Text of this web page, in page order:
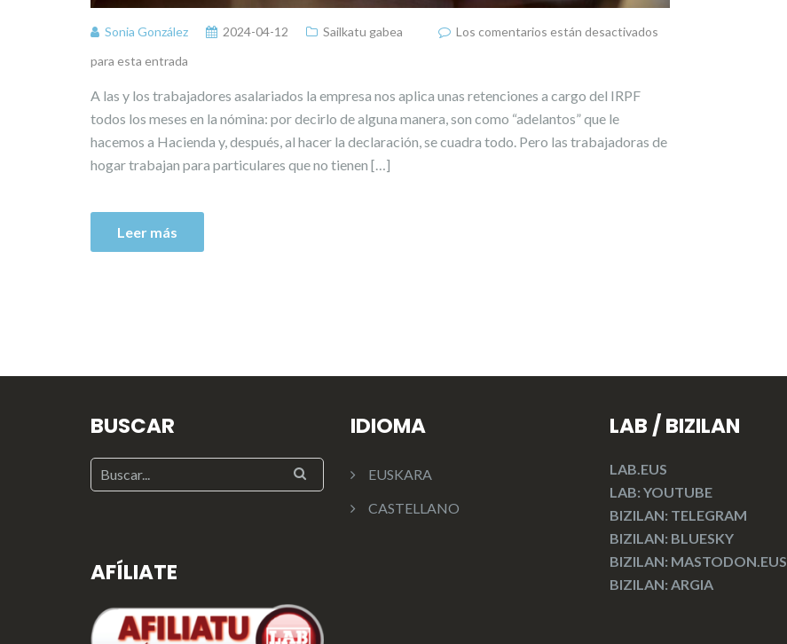
Sonia González 2024-04-12 Sailkatu gabea
Los comentarios están desactivados
para esta entrada
A las y los trabajadores asalariados la empresa nos aplica unas retenciones a cargo del IRPF
todos los meses en la nómina: por decirlo de alguna manera, son como “adelantos” que le
hacemos a Hacienda y, después, al hacer la declaración, se cuadra todo. Pero las trabajadoras de
hogar trabajan para particulares que no tienen […]
Leer más
BUSCAR
AFÍLIATE
IDIOMA
EUSKARA
CASTELLANO
LAB / BIZILAN
LAB.EUS
LAB: YOUTUBE
BIZILAN: TELEGRAM
BIZILAN: BLUESKY
BIZILAN: MASTODON.EUS
BIZILAN: ARGIA